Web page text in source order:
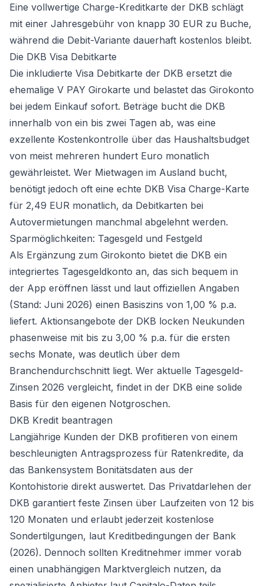
Eine vollwertige Charge-Kreditkarte der DKB schlägt
mit einer Jahresgebühr von knapp 30 EUR zu Buche,
während die Debit-Variante dauerhaft kostenlos bleibt.
Die DKB Visa Debitkarte
Die inkludierte Visa Debitkarte der DKB ersetzt die
ehemalige V PAY Girokarte und belastet das Girokonto
bei jedem Einkauf sofort. Beträge bucht die DKB
innerhalb von ein bis zwei Tagen ab, was eine
exzellente Kostenkontrolle über das Haushaltsbudget
von meist mehreren hundert Euro monatlich
gewährleistet. Wer Mietwagen im Ausland bucht,
benötigt jedoch oft eine echte DKB Visa Charge-Karte
für 2,49 EUR monatlich, da Debitkarten bei
Autovermietungen manchmal abgelehnt werden.
Sparmöglichkeiten: Tagesgeld und Festgeld
Als Ergänzung zum Girokonto bietet die DKB ein
integriertes Tagesgeldkonto an, das sich bequem in
der App eröffnen lässt und laut offiziellen Angaben
(Stand: Juni 2026) einen Basiszins von 1,00 % p.a.
liefert. Aktionsangebote der DKB locken Neukunden
phasenweise mit bis zu 3,00 % p.a. für die ersten
sechs Monate, was deutlich über dem
Branchendurchschnitt liegt. Wer aktuelle Tagesgeld-
Zinsen 2026 vergleicht, findet in der DKB eine solide
Basis für den eigenen Notgroschen.
DKB Kredit beantragen
Langjährige Kunden der DKB profitieren von einem
beschleunigten Antragsprozess für Ratenkredite, da
das Bankensystem Bonitätsdaten aus der
Kontohistorie direkt auswertet. Das Privatdarlehen der
DKB garantiert feste Zinsen über Laufzeiten von 12 bis
120 Monaten und erlaubt jederzeit kostenlose
Sondertilgungen, laut Kreditbedingungen der Bank
(2026). Dennoch sollten Kreditnehmer immer vorab
einen unabhängigen Marktvergleich nutzen, da